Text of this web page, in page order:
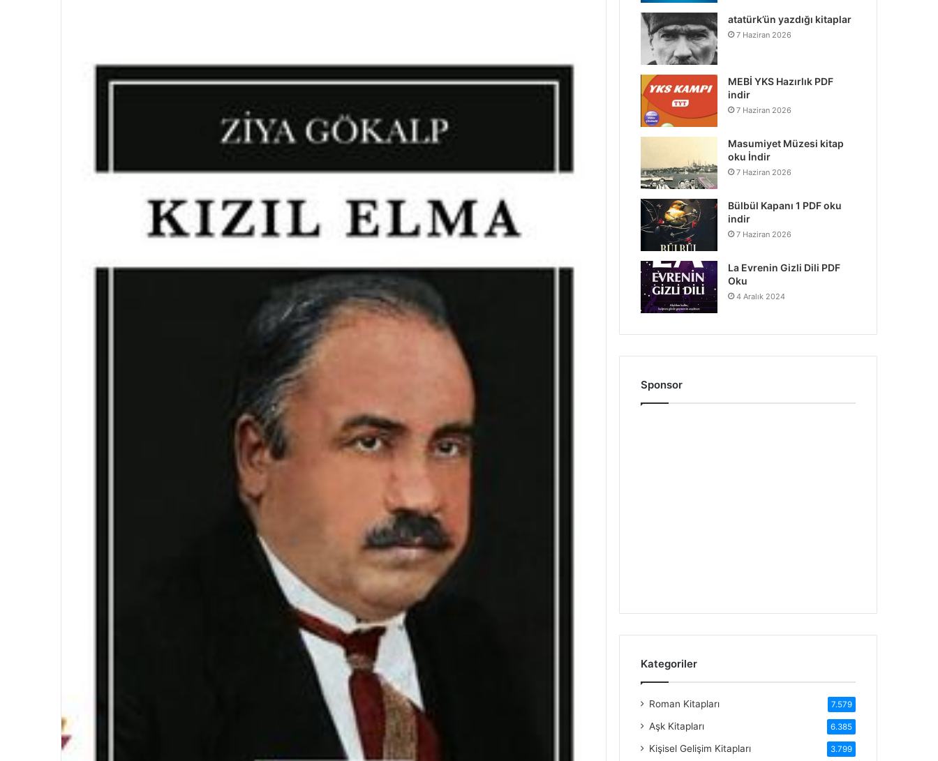
atatürk’ün yazdığı kitaplar
7 Haziran 2026
MEBİ YKS Hazırlık PDF
indir
7 Haziran 2026
Masumiyet Müzesi kitap
oku İndir
7 Haziran 2026
Bülbül Kapanı 1 PDF oku
indir
7 Haziran 2026
La Evrenin Gizli Dili PDF
Oku
4 Aralık 2024
Sponsor
Kategoriler
Roman Kitapları 7.579
Aşk Kitapları 6.385
Kişisel Gelişim Kitapları 3.799